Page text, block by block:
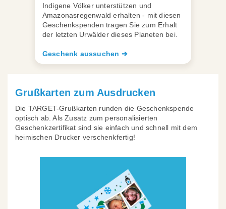
Indigene Völker unterstützen und
Amazonasregenwald erhalten - mit diesen
Geschenkspenden tragen Sie zum Erhalt
der letzten Urwälder dieses Planeten bei.
Geschenk aussuchen ➔
Grußkarten zum Ausdrucken
Die TARGET-Grußkarten runden die Geschenkspende
optisch ab. Als Zusatz zum personalisierten
Geschenkzertifikat sind sie einfach und schnell mit dem
heimischen Drucker verschenkfertig!